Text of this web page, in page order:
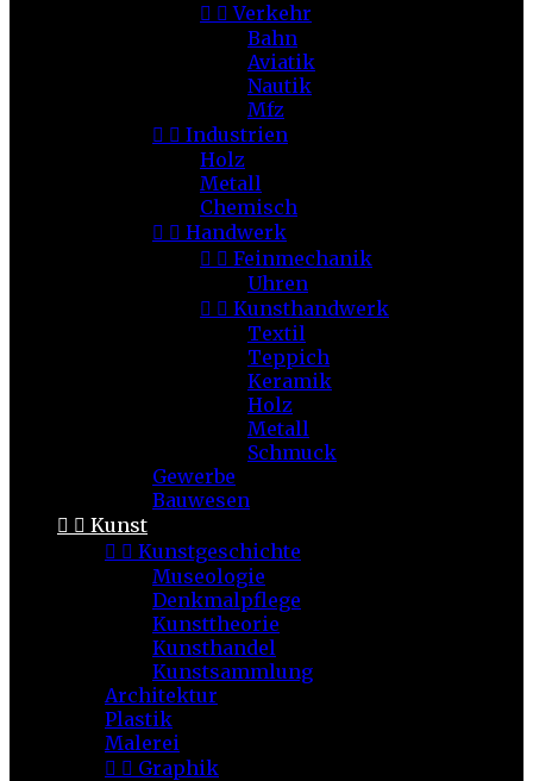
  Verkehr
Bahn
Aviatik
Nautik
Mfz
  Industrien
Holz
Metall
Chemisch
  Handwerk
  Feinmechanik
Uhren
  Kunsthandwerk
Textil
Teppich
Keramik
Holz
Metall
Schmuck
Gewerbe
Bauwesen
  Kunst
  Kunstgeschichte
Museologie
Denkmalpflege
Kunsttheorie
Kunsthandel
Kunstsammlung
Architektur
Plastik
Malerei
  Graphik